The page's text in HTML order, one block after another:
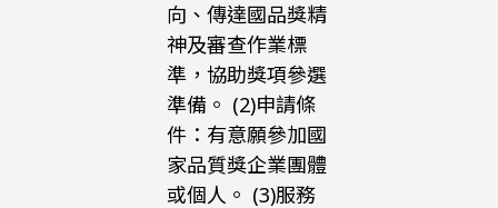
向、傳達國品獎精
神及審查作業標
準，協助獎項參選
準備。 (2)申請條
件：有意願參加國
家品質獎企業團體
或個人。 (3)服務